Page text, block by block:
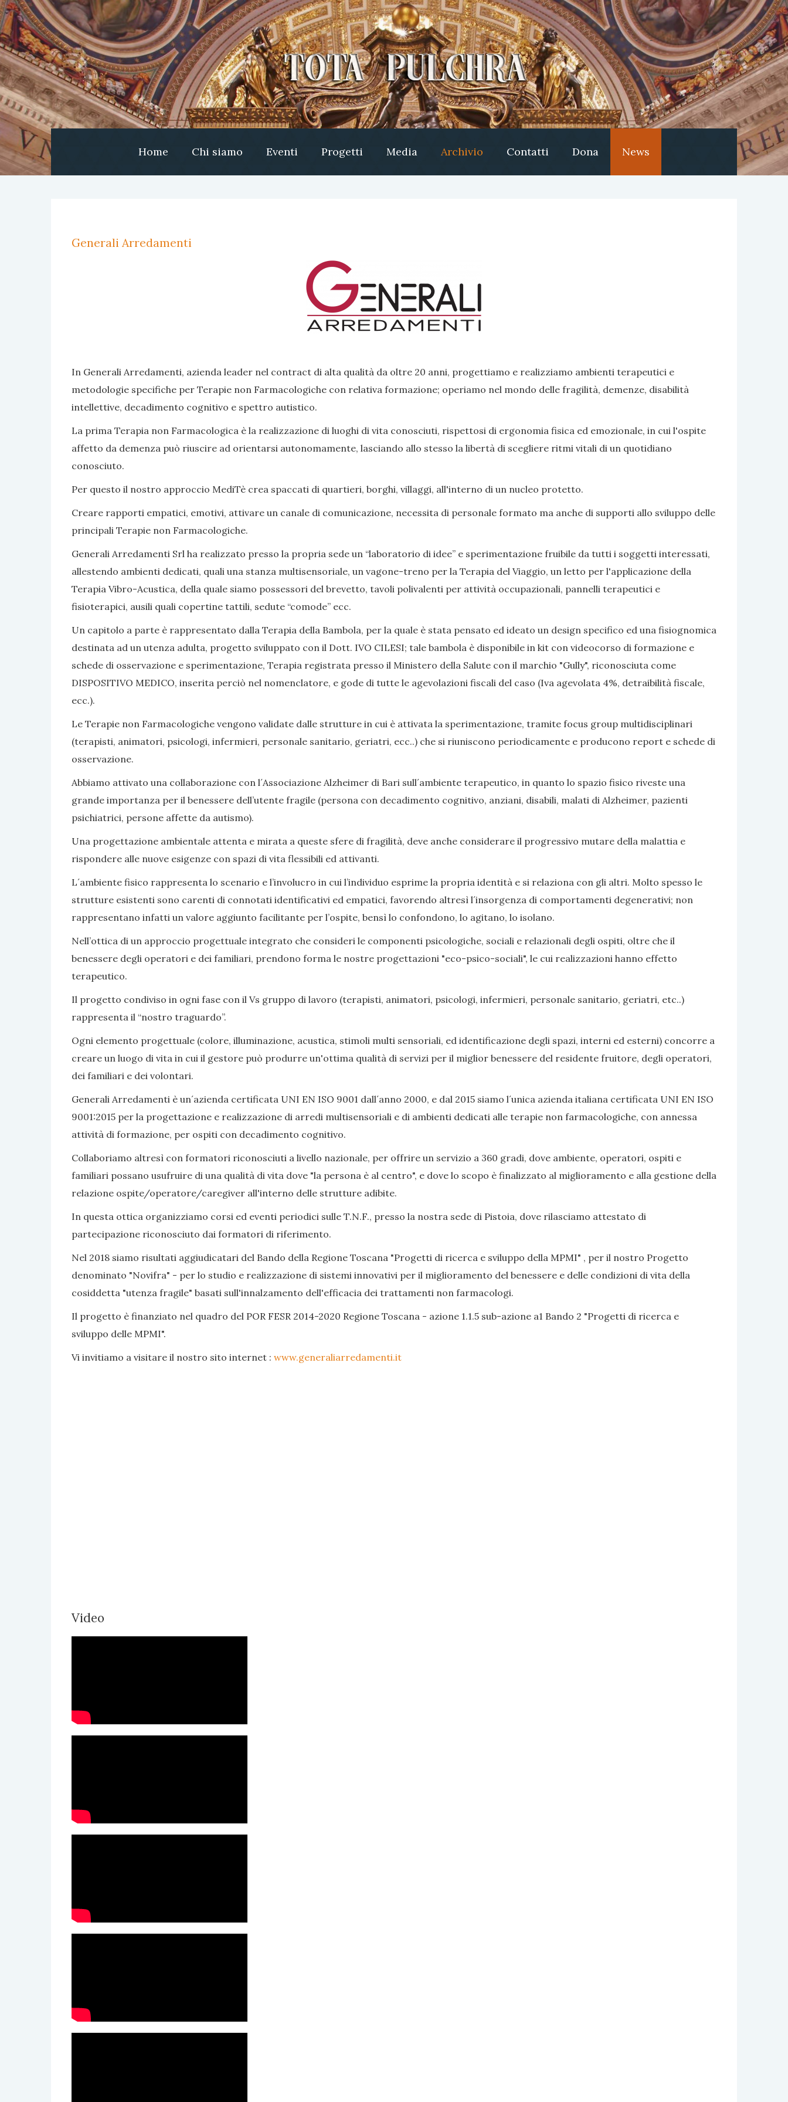
Home Chi siamo Eventi Progetti Media Archivio Contatti Dona News
Generali Arredamenti
In Generali Arredamenti, azienda leader nel contract di alta qualità da oltre 20 anni, progettiamo e realizziamo ambienti terapeutici e
metodologie specifiche per Terapie non Farmacologiche con relativa formazione; operiamo nel mondo delle fragilità, demenze, disabilità
intellettive, decadimento cognitivo e spettro autistico.
La prima Terapia non Farmacologica è la realizzazione di luoghi di vita conosciuti, rispettosi di ergonomia fisica ed emozionale, in cui l'ospite
affetto da demenza può riuscire ad orientarsi autonomamente, lasciando allo stesso la libertà di scegliere ritmi vitali di un quotidiano
conosciuto.
Per questo il nostro approccio MediTè crea spaccati di quartieri, borghi, villaggi, all'interno di un nucleo protetto.
Creare rapporti empatici, emotivi, attivare un canale di comunicazione, necessita di personale formato ma anche di supporti allo sviluppo delle
principali Terapie non Farmacologiche.
Generali Arredamenti Srl ha realizzato presso la propria sede un “laboratorio di idee” e sperimentazione fruibile da tutti i soggetti interessati,
allestendo ambienti dedicati, quali una stanza multisensoriale, un vagone-treno per la Terapia del Viaggio, un letto per l'applicazione della
Terapia Vibro-Acustica, della quale siamo possessori del brevetto, tavoli polivalenti per attività occupazionali, pannelli terapeutici e
fisioterapici, ausili quali copertine tattili, sedute “comode” ecc.
Un capitolo a parte è rappresentato dalla Terapia della Bambola, per la quale è stata pensato ed ideato un design specifico ed una fisiognomica
destinata ad un utenza adulta, progetto sviluppato con il Dott. IVO CILESI; tale bambola è disponibile in kit con videocorso di formazione e
schede di osservazione e sperimentazione, Terapia registrata presso il Ministero della Salute con il marchio "Gully", riconosciuta come
DISPOSITIVO MEDICO, inserita perciò nel nomenclatore, e gode di tutte le agevolazioni fiscali del caso (Iva agevolata 4%, detraibilità fiscale,
ecc.).
Le Terapie non Farmacologiche vengono validate dalle strutture in cui è attivata la sperimentazione, tramite focus group multidisciplinari
(terapisti, animatori, psicologi, infermieri, personale sanitario, geriatri, ecc..) che si riuniscono periodicamente e producono report e schede di
osservazione.
Abbiamo attivato una collaborazione con l´Associazione Alzheimer di Bari sull´ambiente terapeutico, in quanto lo spazio fisico riveste una
grande importanza per il benessere dell’utente fragile (persona con decadimento cognitivo, anziani, disabili, malati di Alzheimer, pazienti
psichiatrici, persone affette da autismo).
Una progettazione ambientale attenta e mirata a queste sfere di fragilità, deve anche considerare il progressivo mutare della malattia e
rispondere alle nuove esigenze con spazi di vita flessibili ed attivanti.
L´ambiente fisico rappresenta lo scenario e l’involucro in cui l’individuo esprime la propria identità e si relaziona con gli altri. Molto spesso le
strutture esistenti sono carenti di connotati identificativi ed empatici, favorendo altresì l´insorgenza di comportamenti degenerativi; non
rappresentano infatti un valore aggiunto facilitante per l’ospite, bensì lo confondono, lo agitano, lo isolano.
Nell’ottica di un approccio progettuale integrato che consideri le componenti psicologiche, sociali e relazionali degli ospiti, oltre che il
benessere degli operatori e dei familiari, prendono forma le nostre progettazioni "eco-psico-sociali", le cui realizzazioni hanno effetto
terapeutico.
Il progetto condiviso in ogni fase con il Vs gruppo di lavoro (terapisti, animatori, psicologi, infermieri, personale sanitario, geriatri, etc..)
rappresenta il “nostro traguardo”.
Ogni elemento progettuale (colore, illuminazione, acustica, stimoli multi sensoriali, ed identificazione degli spazi, interni ed esterni) concorre a
creare un luogo di vita in cui il gestore può produrre un'ottima qualità di servizi per il miglior benessere del residente fruitore, degli operatori,
dei familiari e dei volontari.
Generali Arredamenti è un´azienda certificata UNI EN ISO 9001 dall´anno 2000, e dal 2015 siamo l´unica azienda italiana certificata UNI EN ISO
9001:2015 per la progettazione e realizzazione di arredi multisensoriali e di ambienti dedicati alle terapie non farmacologiche, con annessa
attività di formazione, per ospiti con decadimento cognitivo.
Collaboriamo altresì con formatori riconosciuti a livello nazionale, per offrire un servizio a 360 gradi, dove ambiente, operatori, ospiti e
familiari possano usufruire di una qualità di vita dove "la persona è al centro", e dove lo scopo è finalizzato al miglioramento e alla gestione della
relazione ospite/operatore/caregiver all'interno delle strutture adibite.
In questa ottica organizziamo corsi ed eventi periodici sulle T.N.F., presso la nostra sede di Pistoia, dove rilasciamo attestato di
partecipazione riconosciuto dai formatori di riferimento.
Nel 2018 siamo risultati aggiudicatari del Bando della Regione Toscana "Progetti di ricerca e sviluppo della MPMI" , per il nostro Progetto
denominato "Novifra" - per lo studio e realizzazione di sistemi innovativi per il miglioramento del benessere e delle condizioni di vita della
cosiddetta "utenza fragile" basati sull'innalzamento dell'efficacia dei trattamenti non farmacologi.
Il progetto è finanziato nel quadro del POR FESR 2014-2020 Regione Toscana - azione 1.1.5 sub-azione a1 Bando 2 "Progetti di ricerca e
sviluppo delle MPMI".
Vi invitiamo a visitare il nostro sito internet : www.generaliarredamenti.it
Video